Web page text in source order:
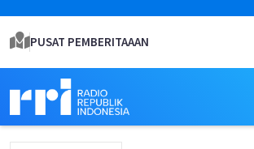
PUSAT PEMBERITAAAN